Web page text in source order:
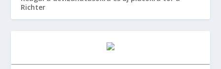
Richter